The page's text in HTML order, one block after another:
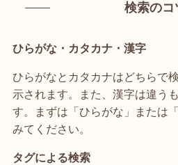
検索のコ
ひらがな・カタカナ・漢字
ひらがなとカタカナはどちらで
示されます。また、漢字は違う
す。まずは「ひらがな」または
みてください。
タグによる検索